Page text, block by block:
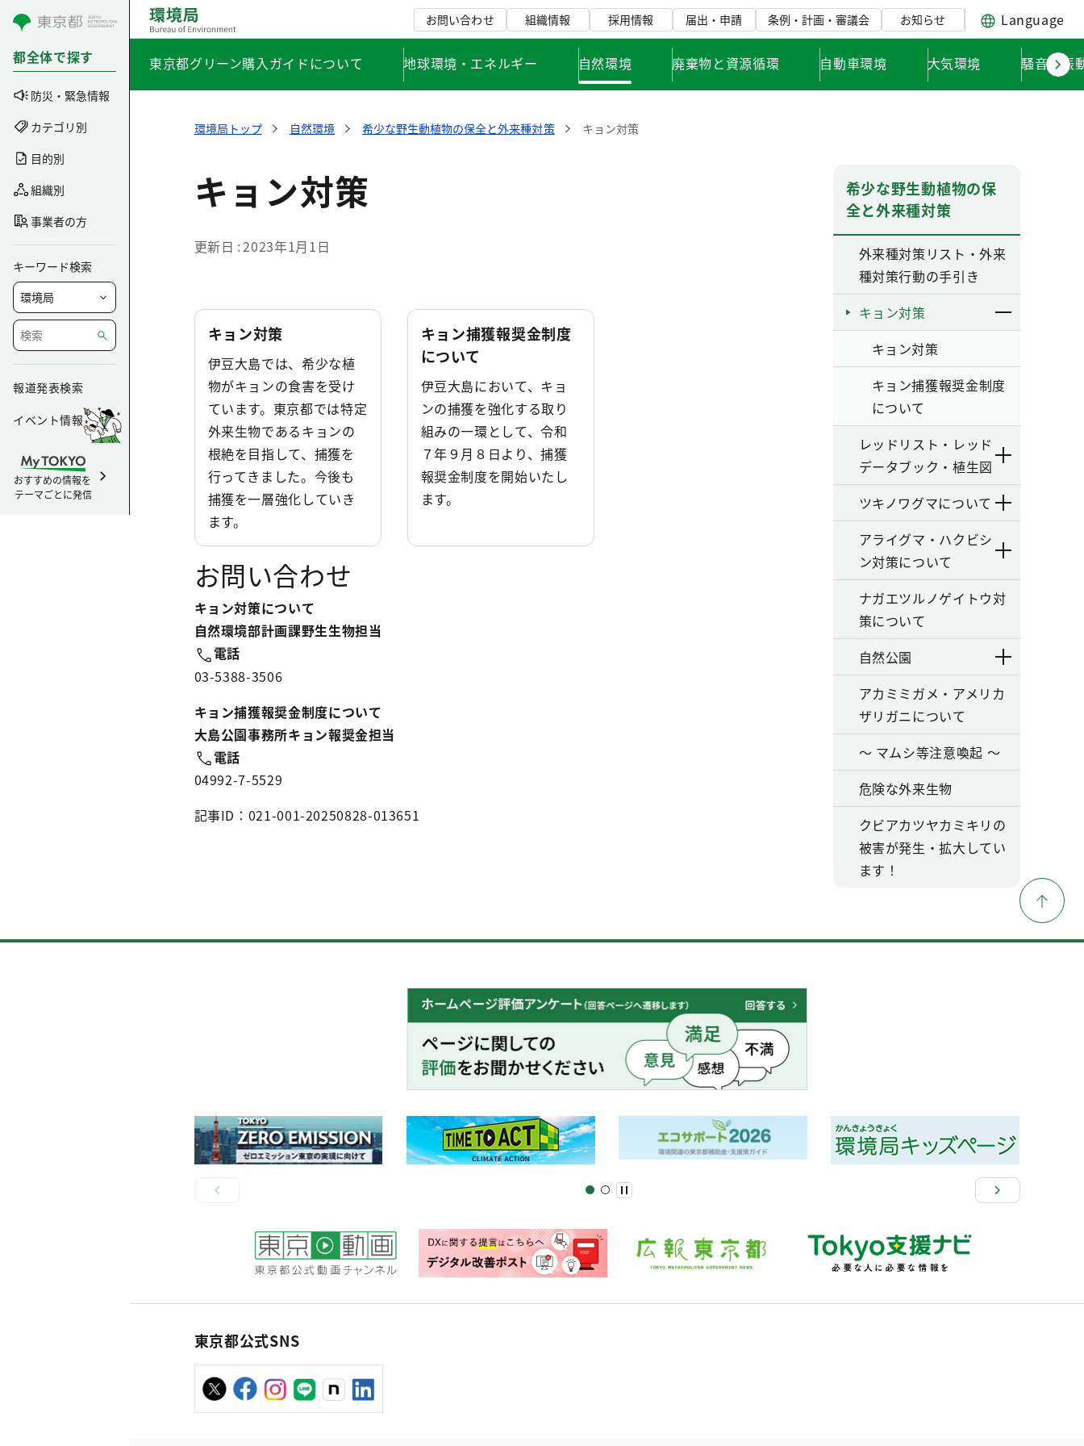
コンテンツにスキップ
都全体で探す
防災・緊急情報
カテゴリ別
目的別
組織別
事業者の方
キーワード検索
報道発表検索
イベント情報
おすすめの情報を
テーマごとに発信
お問い合わせ 組織情報 採用情報 届出・申請 条例・計画・審議会 お知らせ Language
東京都グリーン購入ガイドについて 地球環境・エネルギー 自然環境 廃棄物と資源循環 自動車環境 大気環境 騒音・振
環境局トップ 自然環境 希少な野生動植物の保全と外来種対策 キョン対策
キョン対策
更新日 2023年1月1日
キョン対策
伊豆大島では、希少な植
物がキョンの食害を受け
ています。東京都では特定
外来生物であるキョンの
根絶を目指して、捕獲を
行ってきました。今後も
捕獲を一層強化していき
ます。
キョン捕獲報奨金制度
について
伊豆大島において、キョ
ンの捕獲を強化する取り
組みの一環として、令和
７年９月８日より、捕獲
報奨金制度を開始いたし
ます。
お問い合わせ
キョン対策について
自然環境部計画課野生生物担当
電話
03-5388-3506
キョン捕獲報奨金制度について
大島公園事務所キョン報奨金担当
電話
04992-7-5529
記事ID：021-001-20250828-013651
希少な野生動植物の保
全と外来種対策
外来種対策リスト・外来
種対策行動の手引き
キョン対策
キョン対策
キョン捕獲報奨金制度
について
レッドリスト・レッド
データブック・植生図
ツキノワグマについて
アライグマ・ハクビシ
ン対策について
ナガエツルノゲイトウ対
策について
自然公園
アカミミガメ・アメリカ
ザリガニについて
～ マムシ等注意喚起 ～
危険な外来生物
クビアカツヤカミキリの
被害が発生・拡大してい
ます！
東京都公式SNS